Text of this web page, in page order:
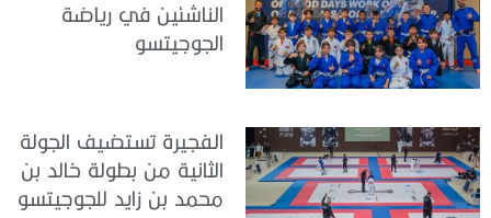
الناشئين في رياضة
الجوجيتسو
الفجيرة تستضيف الجولة
الثانية من بطولة خالد بن
محمد بن زايد للجوجيتسو